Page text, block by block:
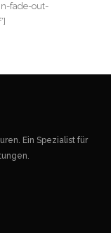
fade-out-
Ein Spezialist für